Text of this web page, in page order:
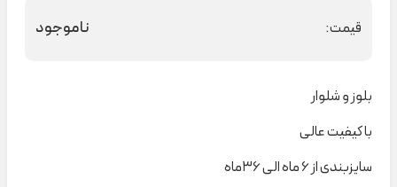
قیمت: ناموجود
بلوز و شلوار
با کیفیت عالی
سایزبندی از ۶ ماه الی ۳۶ماه